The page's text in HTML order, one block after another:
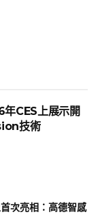
CES上展示開
技術
次亮相：高德智感